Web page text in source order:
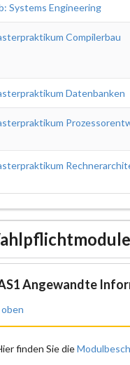
Systems Engineering
Compilerbau
Datenbanken
Angewandte
finden Sie die